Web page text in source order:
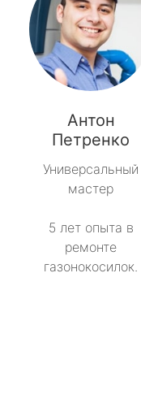
Антон
Петренко
Универсальный
мастер
5 лет опыта в
ремонте
газонокосилок.